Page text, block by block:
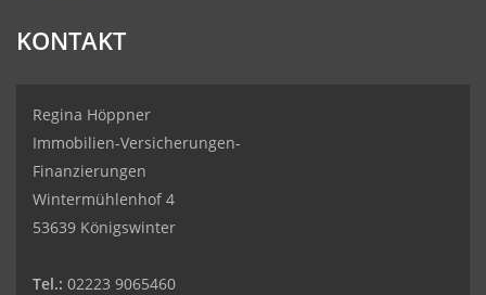
KONTAKT
Regina Höppner
Immobilien-Versicherungen-
Finanzierungen
Wintermühlenhof 4
53639 Königswinter
Tel.: 02223 9065460